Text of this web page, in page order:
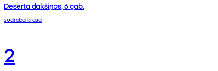
Deserta dakšiņas, 6 gab.
sudraba krāsā
2